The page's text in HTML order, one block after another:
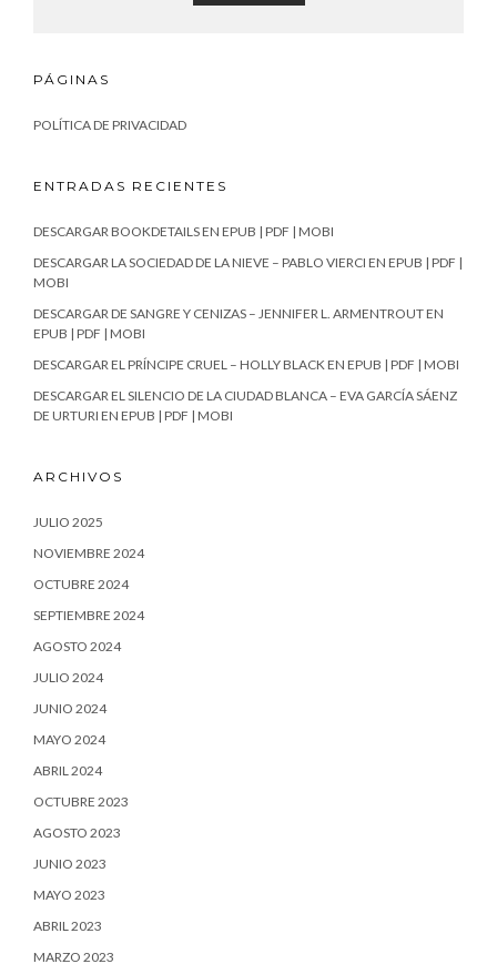
PÁGINAS
POLÍTICA DE PRIVACIDAD
ENTRADAS RECIENTES
DESCARGAR BOOKDETAILS EN EPUB | PDF | MOBI
DESCARGAR LA SOCIEDAD DE LA NIEVE – PABLO VIERCI EN EPUB | PDF |
MOBI
DESCARGAR DE SANGRE Y CENIZAS – JENNIFER L. ARMENTROUT EN
EPUB | PDF | MOBI
DESCARGAR EL PRÍNCIPE CRUEL – HOLLY BLACK EN EPUB | PDF | MOBI
DESCARGAR EL SILENCIO DE LA CIUDAD BLANCA – EVA GARCÍA SÁENZ
DE URTURI EN EPUB | PDF | MOBI
ARCHIVOS
JULIO 2025
NOVIEMBRE 2024
OCTUBRE 2024
SEPTIEMBRE 2024
AGOSTO 2024
JULIO 2024
JUNIO 2024
MAYO 2024
ABRIL 2024
OCTUBRE 2023
AGOSTO 2023
JUNIO 2023
MAYO 2023
ABRIL 2023
MARZO 2023